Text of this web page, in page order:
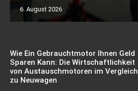
6. August 2026
Wie Ein Gebrauchtmotor Ihnen Geld
Sparen Kann: Die Wirtschaftlichkeit
von Austauschmotoren im Vergleich
zu Neuwagen